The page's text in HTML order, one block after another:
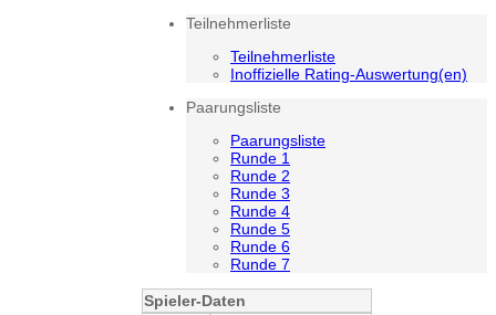
Teilnehmerliste
Teilnehmerliste
Inoffizielle Rating-Auswertung(en)
Paarungsliste
Paarungsliste
Runde 1
Runde 2
Runde 3
Runde 4
Runde 5
Runde 6
Runde 7
Spieler-Daten